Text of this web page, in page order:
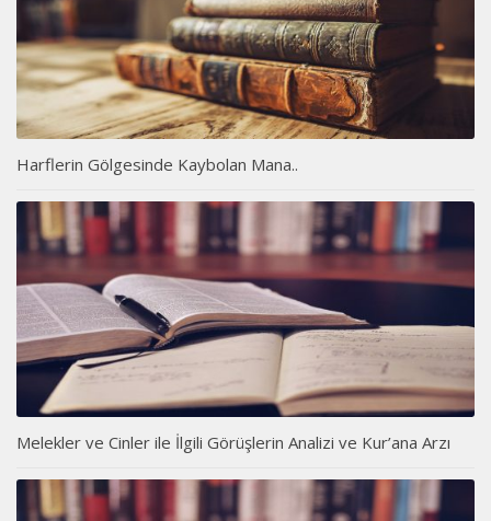
Harflerin Gölgesinde Kaybolan Mana..
Melekler ve Cinler ile İlgili Görüşlerin Analizi ve Kur’ana Arzı